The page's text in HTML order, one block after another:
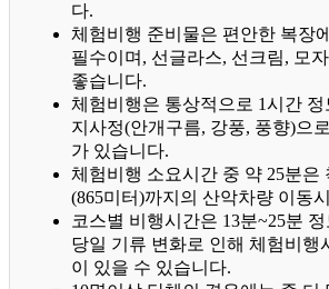
다.
체험비행 준비물은 편안한 복장
필수이며, 선글라스, 선크림, 모
좋습니다.
체험비행은 통상적으로 1시간
지사정(안개구름, 강풍, 풍향)으
가 있습니다.
체험비행 소요시간 중 약 25분은
(865미터)까지의 산악차량 이동
코스별 비행시간은 13분~25분
당일 기류 변화로 인해 체험비행
이 있을 수 있습니다.